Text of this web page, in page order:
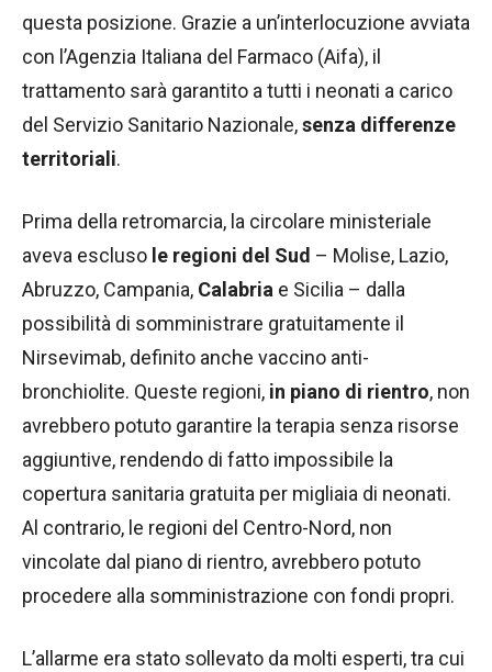
questa posizione. Grazie a un’interlocuzione avviata
con l’Agenzia Italiana del Farmaco (Aifa), il
trattamento sarà garantito a tutti i neonati a carico
del Servizio Sanitario Nazionale,senza differenze
territoriali.
Prima della retromarcia, la circolare ministeriale
aveva escluso le regioni del Sud – Molise, Lazio,
Abruzzo, Campania, Calabria e Sicilia – dalla
possibilità di somministrare gratuitamente il
Nirsevimab, definito anche vaccino anti-
bronchiolite. Queste regioni, in piano di rientro, non
avrebbero potuto garantire la terapia senza risorse
aggiuntive, rendendo di fatto impossibile la
copertura sanitaria gratuita per migliaia di neonati.
Al contrario, le regioni del Centro-Nord, non
vincolate dal piano di rientro, avrebbero potuto
procedere alla somministrazione con fondi propri.
L’allarme era stato sollevato da molti esperti, tra cui